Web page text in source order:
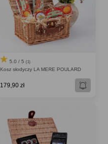
5.0 / 5 (1)
Kosz słodyczy LA MERE POULARD
179,90 zł